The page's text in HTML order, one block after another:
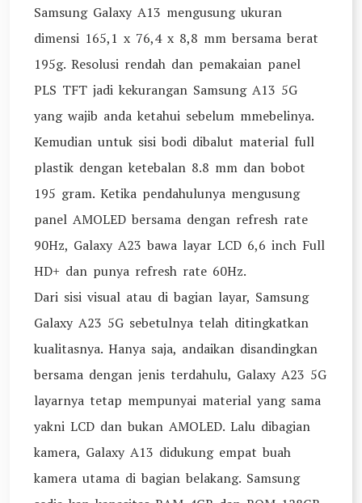
Samsung Galaxy A13 mengusung ukuran
dimensi 165,1 x 76,4 x 8,8 mm bersama berat
195g. Resolusi rendah dan pemakaian panel
PLS TFT jadi kekurangan Samsung A13 5G
yang wajib anda ketahui sebelum mmebelinya.
Kemudian untuk sisi bodi dibalut material full
plastik dengan ketebalan 8.8 mm dan bobot
195 gram. Ketika pendahulunya mengusung
panel AMOLED bersama dengan refresh rate
90Hz, Galaxy A23 bawa layar LCD 6,6 inch Full
HD+ dan punya refresh rate 60Hz.
Dari sisi visual atau di bagian layar, Samsung
Galaxy A23 5G sebetulnya telah ditingkatkan
kualitasnya. Hanya saja, andaikan disandingkan
bersama dengan jenis terdahulu, Galaxy A23 5G
layarnya tetap mempunyai material yang sama
yakni LCD dan bukan AMOLED. Lalu dibagian
kamera, Galaxy A13 didukung empat buah
kamera utama di bagian belakang. Samsung